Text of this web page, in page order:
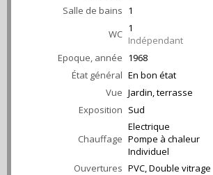
Salle de bains 1
WC 1
Indépendant
Epoque, année 1968
État général En bon état
Vue Jardin, terrasse
Exposition Sud
Chauffage
Electrique
Pompe à chaleur
Individuel
Ouvertures PVC, Double vitrage